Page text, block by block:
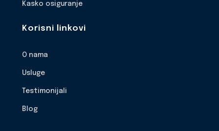
Kasko osiguranje
Korisni linkovi
O nama
Usluge
Testimonijali
Blog